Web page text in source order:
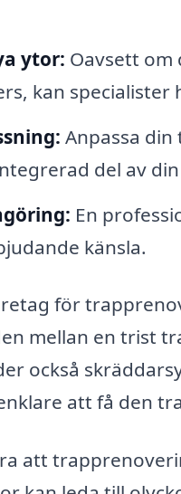
ytor: Oavsett om
kan specialister
Anpassa
del av
En
känsla.
för
mellan en trist
också
att få den
att